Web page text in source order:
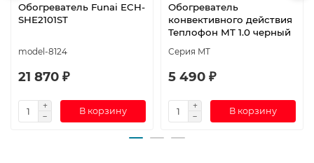
Обогреватель Funai ECH-
SHE2101ST
model-8124
21 870 ₽
В корзину
Обогреватель
конвективного действия
Теплофон МT 1.0 черный
Серия МТ
5 490 ₽
В корзину